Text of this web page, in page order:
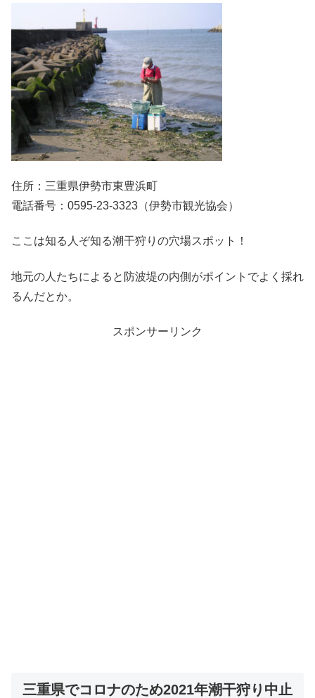
住所：三重県伊勢市東豊浜町
電話番号：0595-23-3323（伊勢市観光協会）
ここは知る人ぞ知る潮干狩りの穴場スポット！
地元の人たちによると防波堤の内側がポイントでよく採れ
るんだとか。
スポンサーリンク
三重県でコロナのため2021年潮干狩り中止